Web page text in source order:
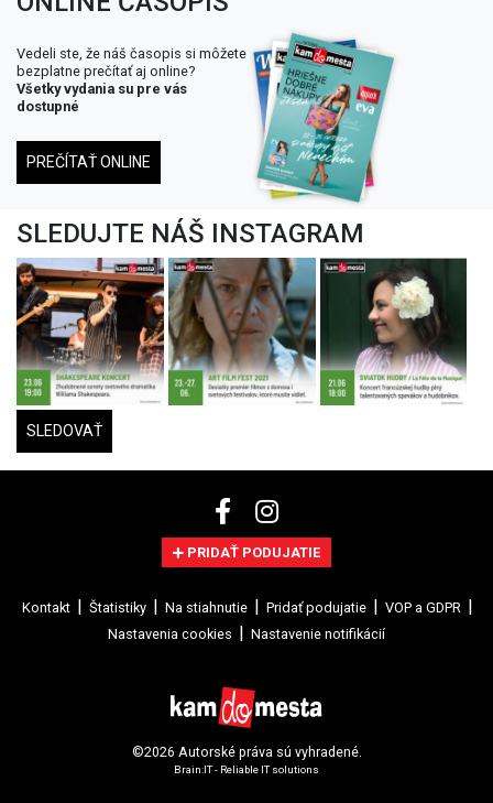
Vedeli ste, že náš časopis si môžete
bezplatne prečítať aj online?
Všetky vydania su pre vás
dostupné
PREČÍTAŤ ONLINE
SLEDUJTE NÁŠ INSTAGRAM
SLEDOVAŤ
PRIDAŤ PODUJATIE
Kontakt Štatistiky Na stiahnutie Pridať podujatie
VOP a GDPR
Nastavenia cookies
Nastavenie notifikácií
©2026 Autorské práva sú vyhradené.
Brain:IT - Reliable IT solutions